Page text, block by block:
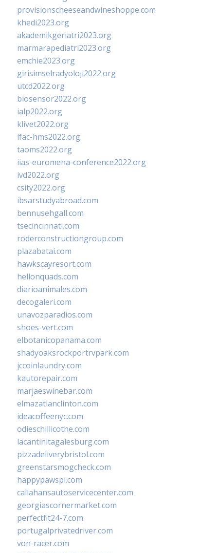
provisionscheeseandwineshoppe.com
khedi2023.org
akademikgeriatri2023.org
marmarapediatri2023.org
emchie2023.org
girisimselradyoloji2022.org
utcd2022.org
biosensor2022.org
ialp2022.org
klivet2022.org
ifac-hms2022.org
taoms2022.org
iias-euromena-conference2022.org
ivd2022.org
csity2022.org
ibsarstudyabroad.com
bennusehgall.com
tsecincinnati.com
roderconstructiongroup.com
plazabatai.com
hawkscayresort.com
hellonquads.com
diarioanimales.com
decogaleri.com
unavozparadios.com
shoes-vert.com
elbotanicopanama.com
shadyoaksrockportrvpark.com
jccoinlaundry.com
kautorepair.com
marjaeswinebar.com
elmazatlanclinton.com
ideacoffeenyc.com
odieschillicothe.com
lacantinitagalesburg.com
pizzadeliverybristol.com
greenstarsmogcheck.com
happypawspl.com
callahansautoservicecenter.com
georgiascornermarket.com
perfectfit24-7.com
portugalprivatedriver.com
von-racer.com